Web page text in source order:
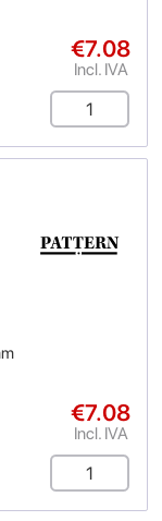
€7.08
Incl. IVA
€7.08
Incl. IVA